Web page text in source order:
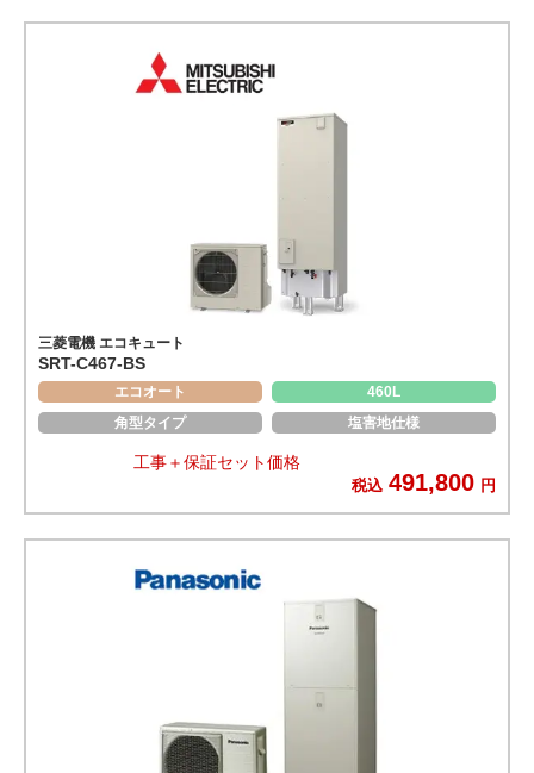
三菱電機 エコキュート
SRT-C467-BS
エコオート
460L
角型タイプ
塩害地仕様
工事＋保証セット価格
税込 491,800 円